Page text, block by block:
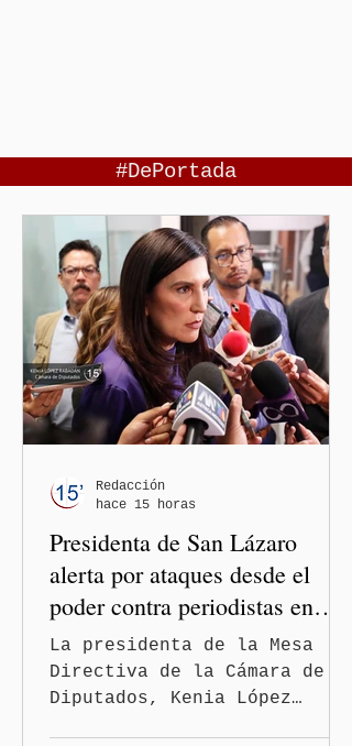
#DePortada
Presidenta de San Lázaro
alerta por ataques desde el
poder contra periodistas en
México
La presidenta de la Mesa
Directiva de la Cámara de
Diputados, Kenia López
Redacción
hace 15 horas